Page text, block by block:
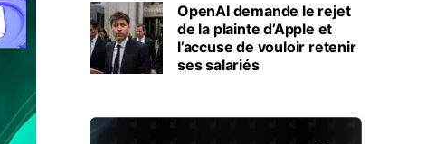
OpenAI demande le rejet
de la plainte d’Apple et
l’accuse de vouloir retenir
ses salariés